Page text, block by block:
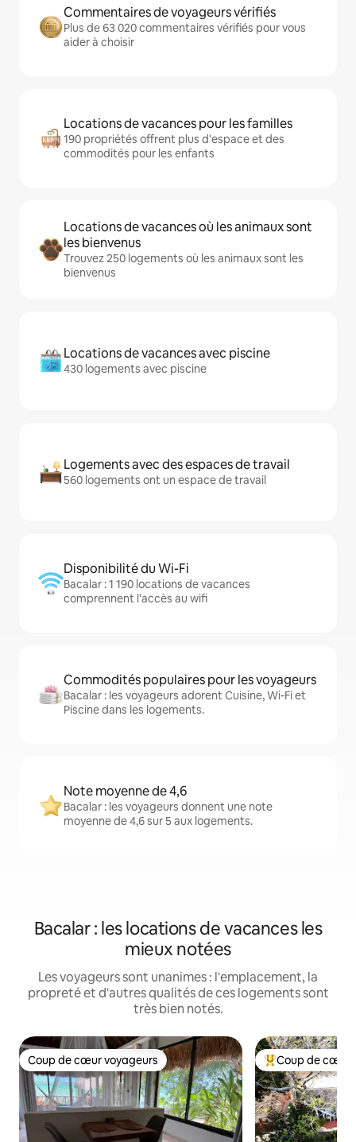
Commentaires de voyageurs vérifiés
Plus de 63 020 commentaires vérifiés pour vous
aider à choisir
Locations de vacances pour les familles
190 propriétés offrent plus d'espace et des
commodités pour les enfants
Locations de vacances où les animaux sont
les bienvenus
Trouvez 250 logements où les animaux sont les
bienvenus
Locations de vacances avec piscine
430 logements avec piscine
Logements avec des espaces de travail
560 logements ont un espace de travail
Disponibilité du Wi-Fi
Bacalar : 1 190 locations de vacances
comprennent l'accès au wifi
Commodités populaires pour les voyageurs
Bacalar : les voyageurs adorent Cuisine, Wi-Fi et
Piscine dans les logements.
Note moyenne de 4,6
Bacalar : les voyageurs donnent une note
moyenne de 4,6 sur 5 aux logements.
Bacalar : les locations de vacances les
mieux notées
Les voyageurs sont unanimes : l'emplacement, la
propreté et d'autres qualités de ces logements sont
très bien notés.
Coup de cœur voyageurs
Coup de cœur voyageurs Coup de cœur
Coup de cœur